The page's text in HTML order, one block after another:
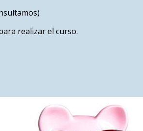
realizar el curso.